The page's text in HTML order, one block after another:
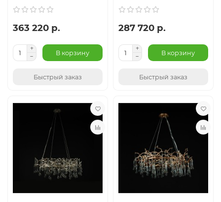
363 220 р.
В корзину
Быстрый заказ
287 720 р.
В корзину
Быстрый заказ